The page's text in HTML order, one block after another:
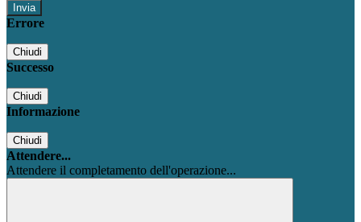
Errore
Chiudi
Successo
Chiudi
Informazione
Chiudi
Attendere...
Attendere il completamento dell'operazione...